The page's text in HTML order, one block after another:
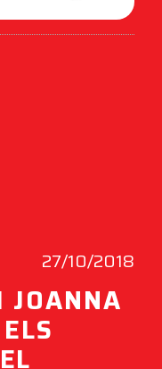
27/10/2018
JOANNA